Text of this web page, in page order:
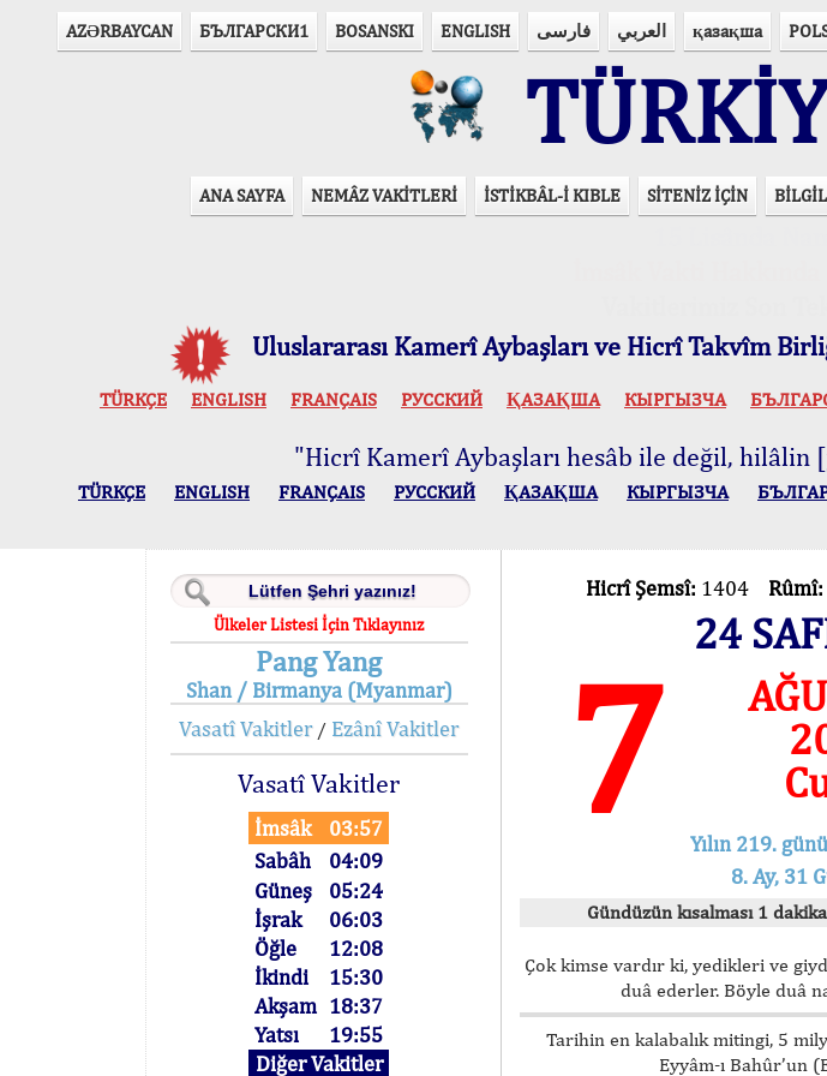
AZӘRBAYCAN БЪЛГАРСКИ1 BOSANSKI ENGLISH فارسی العربي қазақша
ANA SAYFA NEMÂZ VAKİTLERİ İSTİKBÂL-İ KIBLE SİTENİZ İÇİN
Uluslararası Kamerî Aybaşları ve Hicrî Takvîm
TÜRKÇE ENGLISH FRANÇAIS РУССКИЙ ҚАЗАҚША КЫPГЫЗЧA
"Hicrî Kamerî Aybaşları hesâb ile değil, hilâlin
TÜRKÇE ENGLISH FRANÇAIS РУССКИЙ ҚАЗАҚША КЫPГЫЗЧA
Ülkeler Listesi İçin Tıklayınız
Pang Yang
Shan / Birmanya (Myanmar)
Vasatî Vakitler/ Ezânî Vakitler
Vasatî Vakitler
İmsâk
03:57
Sabâh
04:09
Güneş
05:24
İşrak
06:03
Öğle
12:08
İkindi
15:30
Akşam 18:37
Yatsı
19:55
Diğer Vakitler
Hicrî Şemsî: 1404 Rûmî:
24
7
Yılın 219.
8. Ay, 31
Gündüzün kısalması 1
Çok kimse vardır ki, yedikleri ve
duâ ederler. Böyle duâ
Tarihin en kalabalık mitingi, 5
Eyyâm-ı Bahûr’un